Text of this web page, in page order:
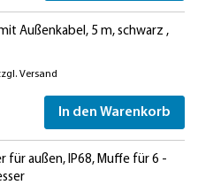
Außenkabel, 5 m, schwarz ,
Versand
In den Warenkorb
für außen, IP68, Muffe für 6 -